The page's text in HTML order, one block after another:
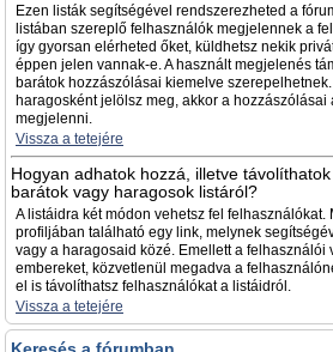
Ezen listák segítségével rendszerezheted a
listában szereplő felhasználók megjelennek a
így gyorsan elérheted őket, küldhetsz nekik
éppen jelen vannak-e. A használt megjelenés
barátok hozzászólásai kiemelve
haragosként jelölsz meg, akkor a
megjelenni.
Vissza a tetejére
Hogyan adhatok hozzá, illetve
barátok vagy haragosok listáról?
A listáidra két módon vehetsz fel felhasználókat.
profiljában található egy link, melynek
vagy a haragosaid közé. Emellett a felhasználói
embereket, közvetlenül megadva a
el is távolíthatsz felhasználókat a listáidról.
Vissza a tetejére